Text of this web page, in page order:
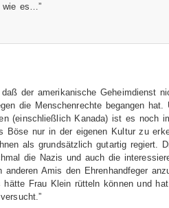
es…”
der amerikanische Geheimdienst
die Menschenrechte begangen hat.
(einschließlich Kanada) ist es noch
Böse nur in der eigenen Kultur zu
als grundsätzlich gutartig regiert.
die Nazis und auch die
anderen Amis den Ehrenhandfeger
Frau Klein rütteln können und